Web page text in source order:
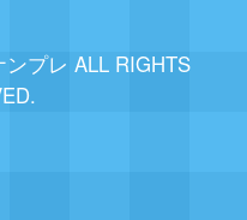
プレ ALL RIGHTS